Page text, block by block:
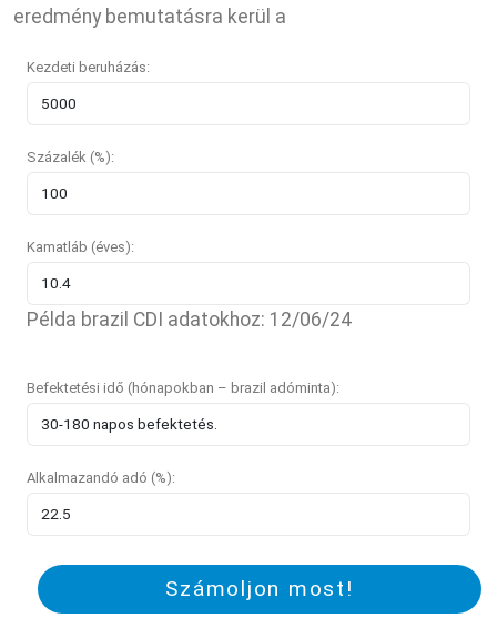
eredmény bemutatásra kerül a
Kezdeti beruházás:
Százalék (%):
Kamatláb (éves):
Példa brazil CDI adatokhoz: 12/06/24
Befektetési idő (hónapokban – brazil adóminta):
Alkalmazandó adó (%):
Számoljon most!